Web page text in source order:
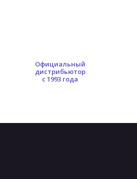
Официальный
дистрибьютор
с 1993 года